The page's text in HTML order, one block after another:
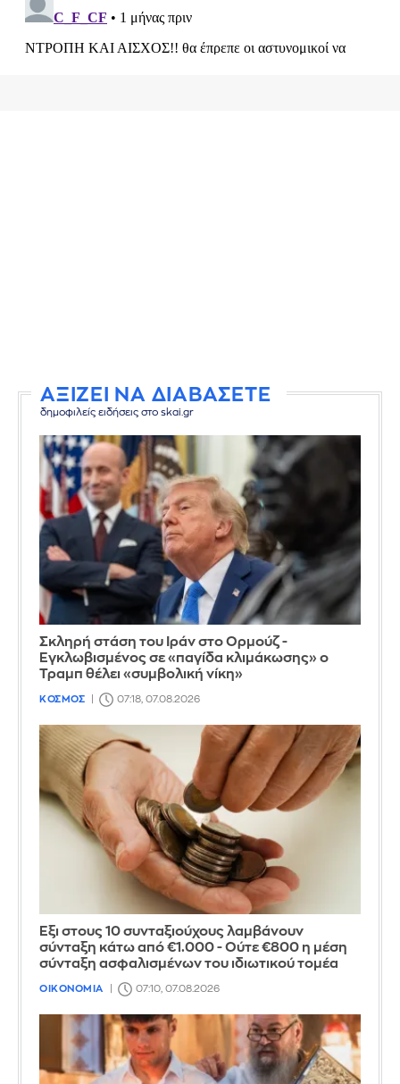
ΑΞΙΖΕΙ ΝΑ ΔΙΑΒΑΣΕΤΕ
δημοφιλείς ειδήσεις στο skai.gr
Σκληρή στάση του Ιράν στο Ορμούζ -
Εγκλωβισμένος σε «παγίδα κλιμάκωσης» ο
Τραμπ θέλει «συμβολική νίκη»
ΚΟΣΜΟΣ 07:18, 07.08.2026
Έξι στους 10 συνταξιούχους λαμβάνουν
σύνταξη κάτω από €1.000 - Ούτε €800 η μέση
σύνταξη ασφαλισμένων του ιδιωτικού τομέα
ΟΙΚΟΝΟΜΙΑ 07:10, 07.08.2026